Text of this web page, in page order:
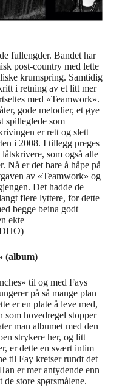
fullengder. Bandet har
post-country med lette
krumspring. Samtidig
i retning av et litt mer
med «Teamwork».
gode melodier, et øye
spilleglede som
er rett og slett
i 2008. I tillegg preges
som også alle
Nå er det bare å håpe på
av «Teamwork» og
Det hadde de
flere lyttere, for dette
begge beina godt
ekte
(album)
til og med Fays
på så mange plan
er en plate å leve med,
som hovedregel stopper
man albumet med den
strykere her, og litt
er dette en svært intim
til Fay kretser rundt det
er mer antydende enn
store spørsmålene.